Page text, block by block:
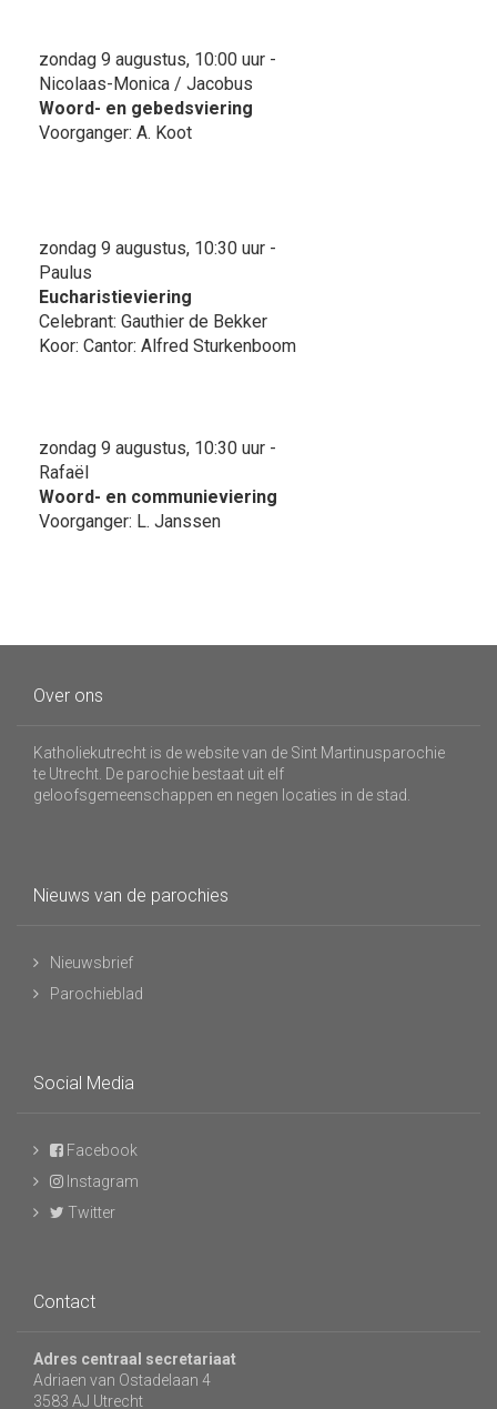
zondag 9 augustus, 10:00 uur -
Nicolaas-Monica / Jacobus
Woord- en gebedsviering
Voorganger: A. Koot
zondag 9 augustus, 10:30 uur -
Paulus
Eucharistieviering
Celebrant: Gauthier de Bekker
Koor: Cantor: Alfred Sturkenboom
zondag 9 augustus, 10:30 uur -
Rafaël
Woord- en communieviering
Voorganger: L. Janssen
Over ons
Katholiekutrecht is de website van de Sint Martinusparochie
te Utrecht. De parochie bestaat uit elf
geloofsgemeenschappen en negen locaties in de stad.
Nieuws van de parochies
Nieuwsbrief
Parochieblad
Social Media
Facebook
Instagram
Twitter
Contact
Adres centraal secretariaat
Adriaen van Ostadelaan 4
3583 AJ Utrecht